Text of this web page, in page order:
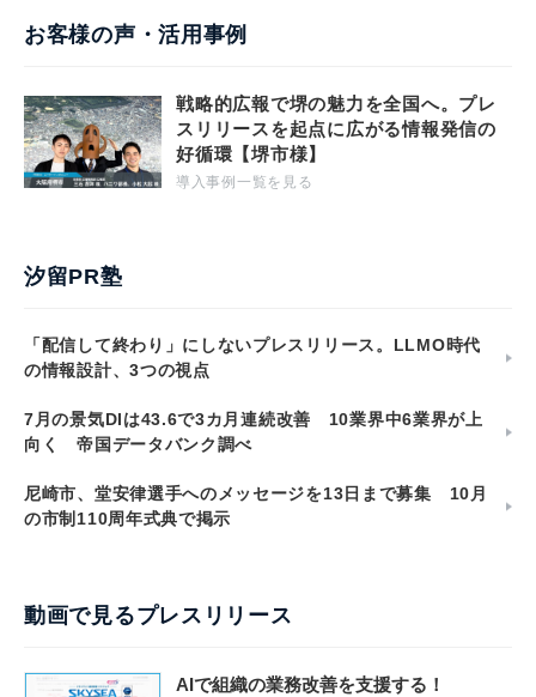
お客様の声・活用事例
戦略的広報で堺の魅力を全国へ。プレ
スリリースを起点に広がる情報発信の
好循環【堺市様】
導入事例一覧を見る
汐留PR塾
「配信して終わり」にしないプレスリリース。LLMO時代
の情報設計、3つの視点
7月の景気DIは43.6で3カ月連続改善 10業界中6業界が上
向く 帝国データバンク調べ
尼崎市、堂安律選手へのメッセージを13日まで募集 10月
の市制110周年式典で掲示
動画で見るプレスリリース
AIで組織の業務改善を支援する！